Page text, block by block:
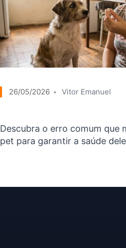
26/05/2026 Vitor Emanuel
Descubra o erro comum que
pet para garantir a saúde